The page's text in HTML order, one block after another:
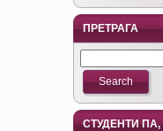
ПРЕТРАГА
СТУДЕНТИ